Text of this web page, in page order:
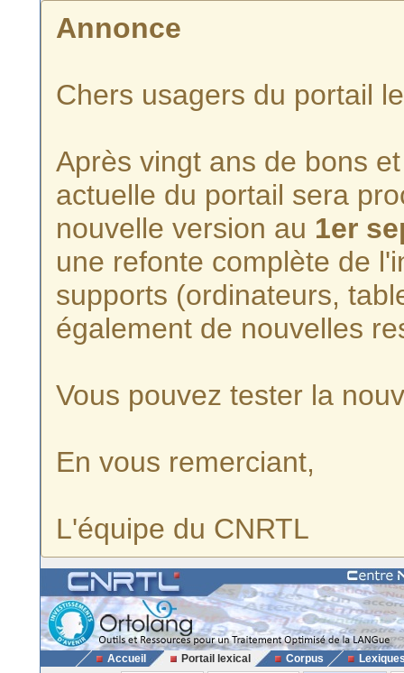
Annonce
Chers usagers du portail
Après vingt ans de bons
actuelle du portail sera
nouvelle version au 1er
une refonte complète de
supports (ordinateurs,
également de nouvelles
Vous pouvez tester la
En vous remerciant,
L'équipe du CNRTL
Accueil Portail lexical Corpus